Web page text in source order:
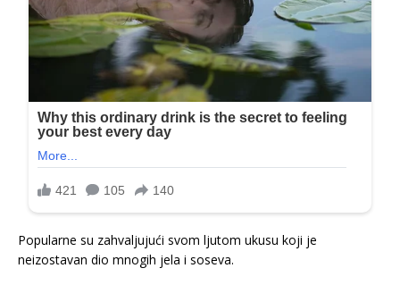
Popularne su zahvaljujući svom ljutom ukusu koji je
neizostavan dio mnogih jela i soseva.